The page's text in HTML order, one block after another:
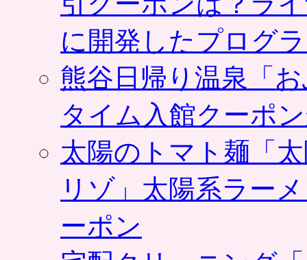
に開発したプログ
熊谷日帰り温泉「
タイム入館クーポ
太陽のトマト麺「
リゾ」太陽系ラー
ーポン